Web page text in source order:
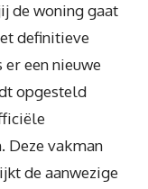
de woning gaat
definitieve
een nieuwe
opgesteld
Deze vakman
de aanwezige